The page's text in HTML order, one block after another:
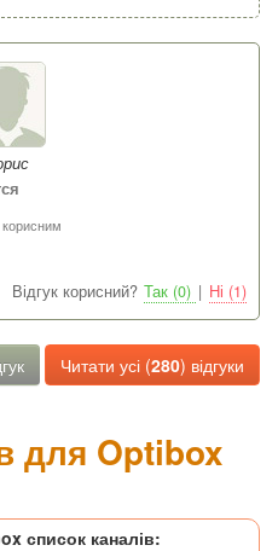
корисним
Відгук корисний? Так (0) | Ні (1)
Читати усі (280) відгуки
для Optibox
список каналів: